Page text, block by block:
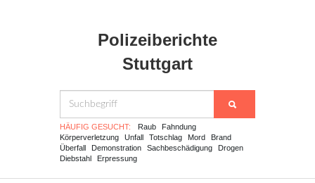
Polizeiberichte
Stuttgart
HÄUFIG GESUCHT: Raub
Fahndung
Körperverletzung
Unfall Totschlag Mord
Brand
Überfall
Demonstration Sachbeschädigung
Drogen
Diebstahl
Erpressung